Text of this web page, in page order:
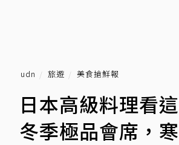
udn 旅遊 美食搶鮮報
日本高級料理看
冬季極品會席，